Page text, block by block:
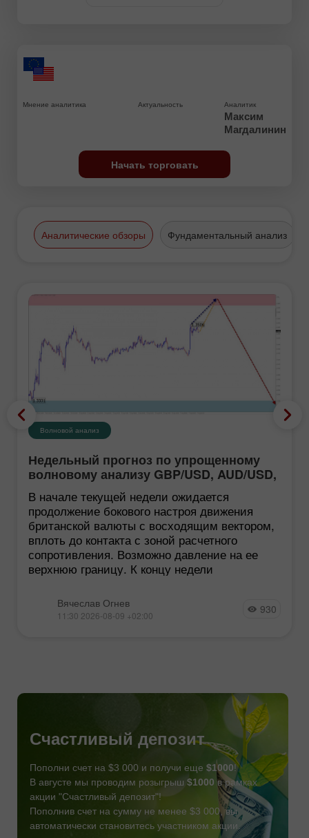
Мнение аналитика Актуальность Аналитик
Максим
Магдалинин
Начать торговать
Аналитические обзоры Фундаментальный анализ
Волновой анализ
Недельный прогноз по упрощенному
волновому анализу GBP/USD, AUD/USD,
USD/CHF, EUR/JPY, EUR/GBP, #Ethereum
от 10 августа
В начале текущей недели ожидается
продолжение бокового настроя движения
британской валюты с восходящим вектором,
вплоть до контакта с зоной расчетного
сопротивления. Возможно давление на ее
верхнюю границу. К концу недели
Вячеслав Огнев
11:30 2026-08-09 +02:00 930
Счастливый депозит
Пополни счет на $3 000 и получи еще $1000!
В августе мы проводим розыгрыш $1000 в рамках
акции "Счастливый депозит"!
Пополнив счет на сумму не менее $3 000, вы
автоматически становитесь участником акции.